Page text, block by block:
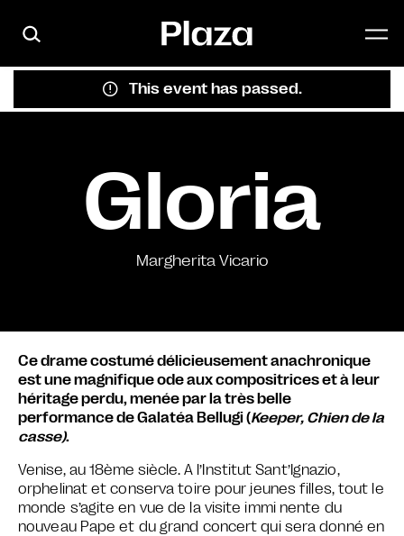
This event has passed.
Gloria
Margherita Vicario
Ce drame costumé délicieusement anachronique
est une magnifique ode aux compositrices et à leur
héritage perdu, menée par la très belle
performance de Galatéa Bellugi (Keeper, Chien de la
casse).
Venise, au 18ème siècle. A l’Institut Sant’Ignazio,
orphelinat et conserva toire pour jeunes filles, tout le
monde s’agite en vue de la visite immi nente du
nouveau Pape et du grand concert qui sera donné en